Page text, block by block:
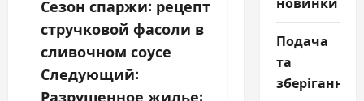
а
в
и
Сезон спаржи: рецепт
стручковой фасоли в
сливочном соусе
Следующий:
Разрушенное жилье:
Подача
та
зберігання